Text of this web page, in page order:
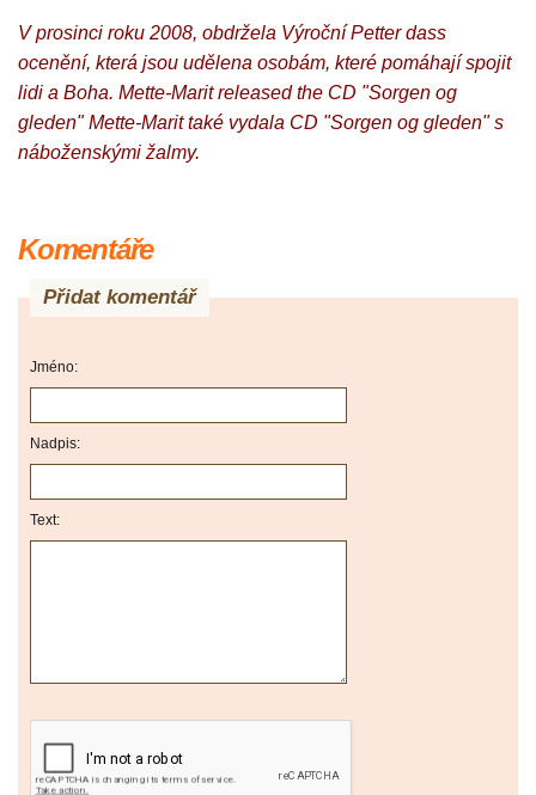
V prosinci roku 2008, obdržela Výroční Petter dass
ocenění, která jsou udělena osobám, které pomáhají spojit
lidi a Boha. Mette-Marit released the CD "Sorgen og
gleden" Mette-Marit také vydala CD "Sorgen og gleden" s
náboženskými žalmy.
Komentáře
Přidat komentář
Jméno:
Nadpis:
Text: